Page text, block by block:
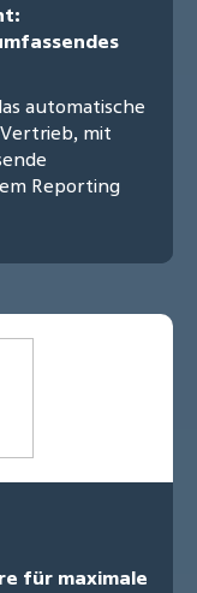
automatische
mit
Reporting
für maximale